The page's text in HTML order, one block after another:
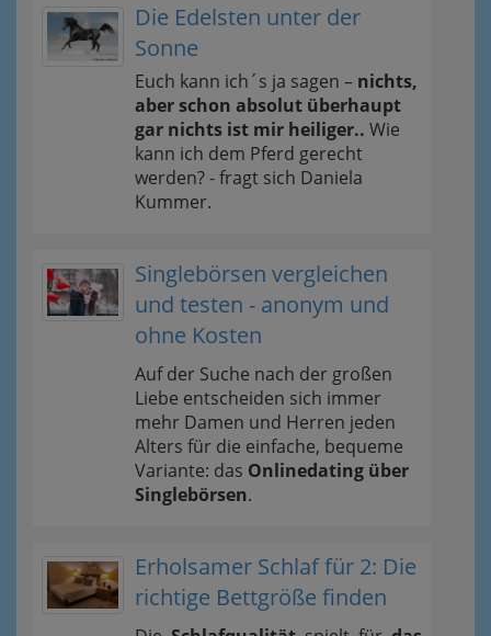
Die Edelsten unter der
Sonne
Euch kann ich´s ja sagen – nichts,
aber schon absolut überhaupt
gar nichts ist mir heiliger.. Wie
kann ich dem Pferd gerecht
werden? - fragt sich Daniela
Kummer.
Singlebörsen vergleichen
und testen - anonym und
ohne Kosten
Auf der Suche nach der großen
Liebe entscheiden sich immer
mehr Damen und Herren jeden
Alters für die einfache, bequeme
Variante: das Onlinedating über
Singlebörsen.
Erholsamer Schlaf für 2: Die
richtige Bettgröße finden